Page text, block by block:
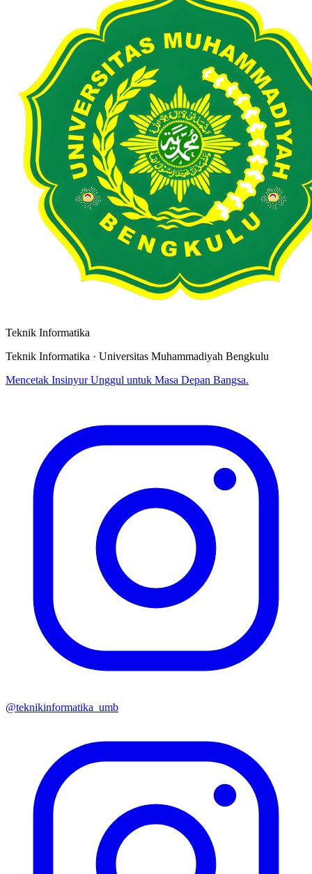
Teknik Informatika
Teknik Informatika · Universitas Muhammadiyah Bengkulu
Mencetak Insinyur Unggul untuk Masa Depan Bangsa.
@teknikinformatika_umb